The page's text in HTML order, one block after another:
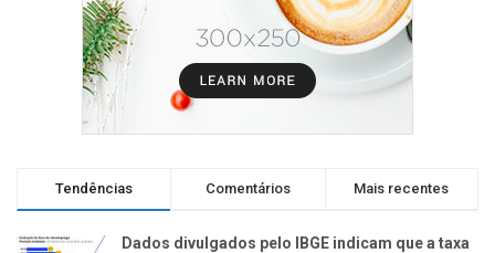
Tendências Comentários Mais recentes
Dados divulgados pelo IBGE indicam que a taxa